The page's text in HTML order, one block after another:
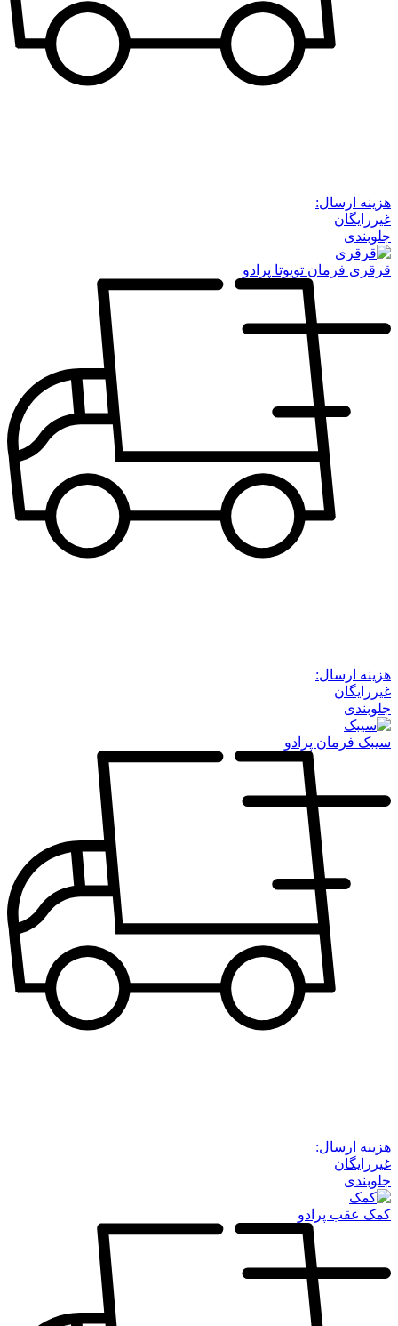
هزینه ارسال:
غیررایگان
جلوبندی
قرقری فرمان تویوتا پرادو
هزینه ارسال:
غیررایگان
جلوبندی
سیبک فرمان پرادو
هزینه ارسال:
غیررایگان
جلوبندی
کمک عقب پرادو